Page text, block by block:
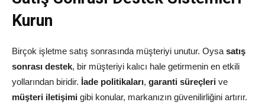
Kurun
Birçok işletme satış sonrasında müşteriyi unutur. Oysa satış
sonrası destek, bir müşteriyi kalıcı hale getirmenin en etkili
yollarından biridir. İade politikaları, garanti süreçleri ve
müşteri iletişimi gibi konular, markanızın güvenilirliğini artırır.